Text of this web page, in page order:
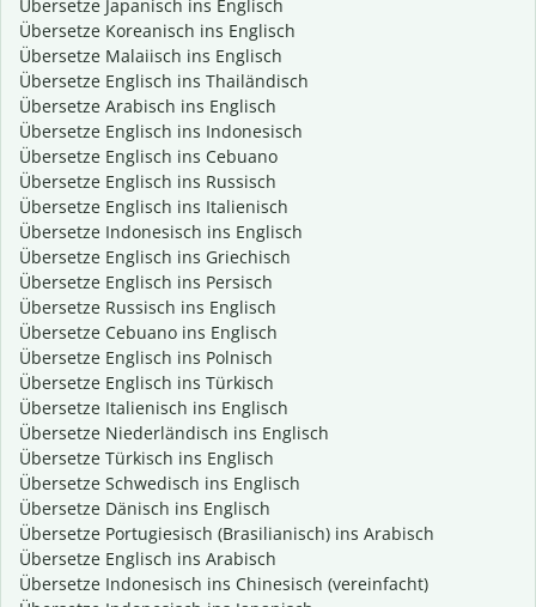
Übersetze Japanisch ins Englisch
Übersetze Koreanisch ins Englisch
Übersetze Malaiisch ins Englisch
Übersetze Englisch ins Thailändisch
Übersetze Arabisch ins Englisch
Übersetze Englisch ins Indonesisch
Übersetze Englisch ins Cebuano
Übersetze Englisch ins Russisch
Übersetze Englisch ins Italienisch
Übersetze Indonesisch ins Englisch
Übersetze Englisch ins Griechisch
Übersetze Englisch ins Persisch
Übersetze Russisch ins Englisch
Übersetze Cebuano ins Englisch
Übersetze Englisch ins Polnisch
Übersetze Englisch ins Türkisch
Übersetze Italienisch ins Englisch
Übersetze Niederländisch ins Englisch
Übersetze Türkisch ins Englisch
Übersetze Schwedisch ins Englisch
Übersetze Dänisch ins Englisch
Übersetze Portugiesisch (Brasilianisch) ins Arabisch
Übersetze Englisch ins Arabisch
Übersetze Indonesisch ins Chinesisch (vereinfacht)